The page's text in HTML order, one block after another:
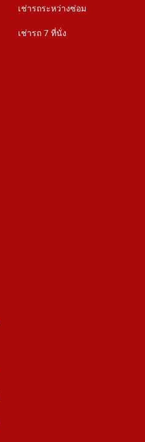
เช่ารถระหว่างซ่อม
เช่ารถ 7 ที่นั่ง